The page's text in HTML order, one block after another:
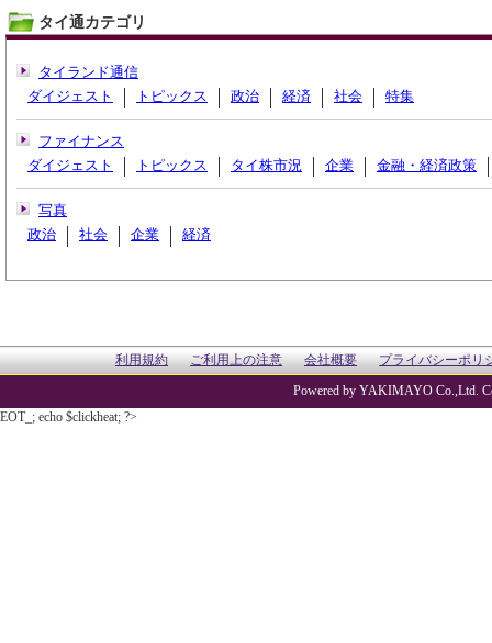
タイ通カテゴリ
タイランド通信
ダイジェスト
トピックス 政治 経済 社会 特集
ファイナンス
ダイジェスト
トピックス タイ株市況 企業 金融・経済政策
写真
政治
社会 企業 経済
利用規約 ご利用上の注意 会社概要 プライバシーポリ
Powered by YAKIMAYO Co.,Ltd.
EOT_; echo $clickheat; ?>